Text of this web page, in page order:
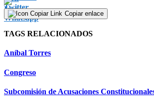
Copiar enlace
TAGS RELACIONADOS
Aníbal Torres
Congreso
Subcomisión de Acusaciones